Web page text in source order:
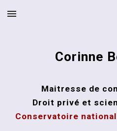
Skip to main content
Corinne
Maitresse de
Droit privé et
Conservatoire